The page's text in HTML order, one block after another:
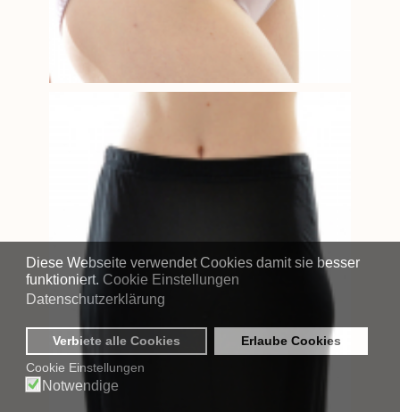
Diese Webseite verwendet Cookies damit sie besser
funktioniert. Cookie Einstellungen
Datenschutzerklärung
Verbiete alle Cookies
Erlaube Cookies
Cookie Einstellungen
Notwendige